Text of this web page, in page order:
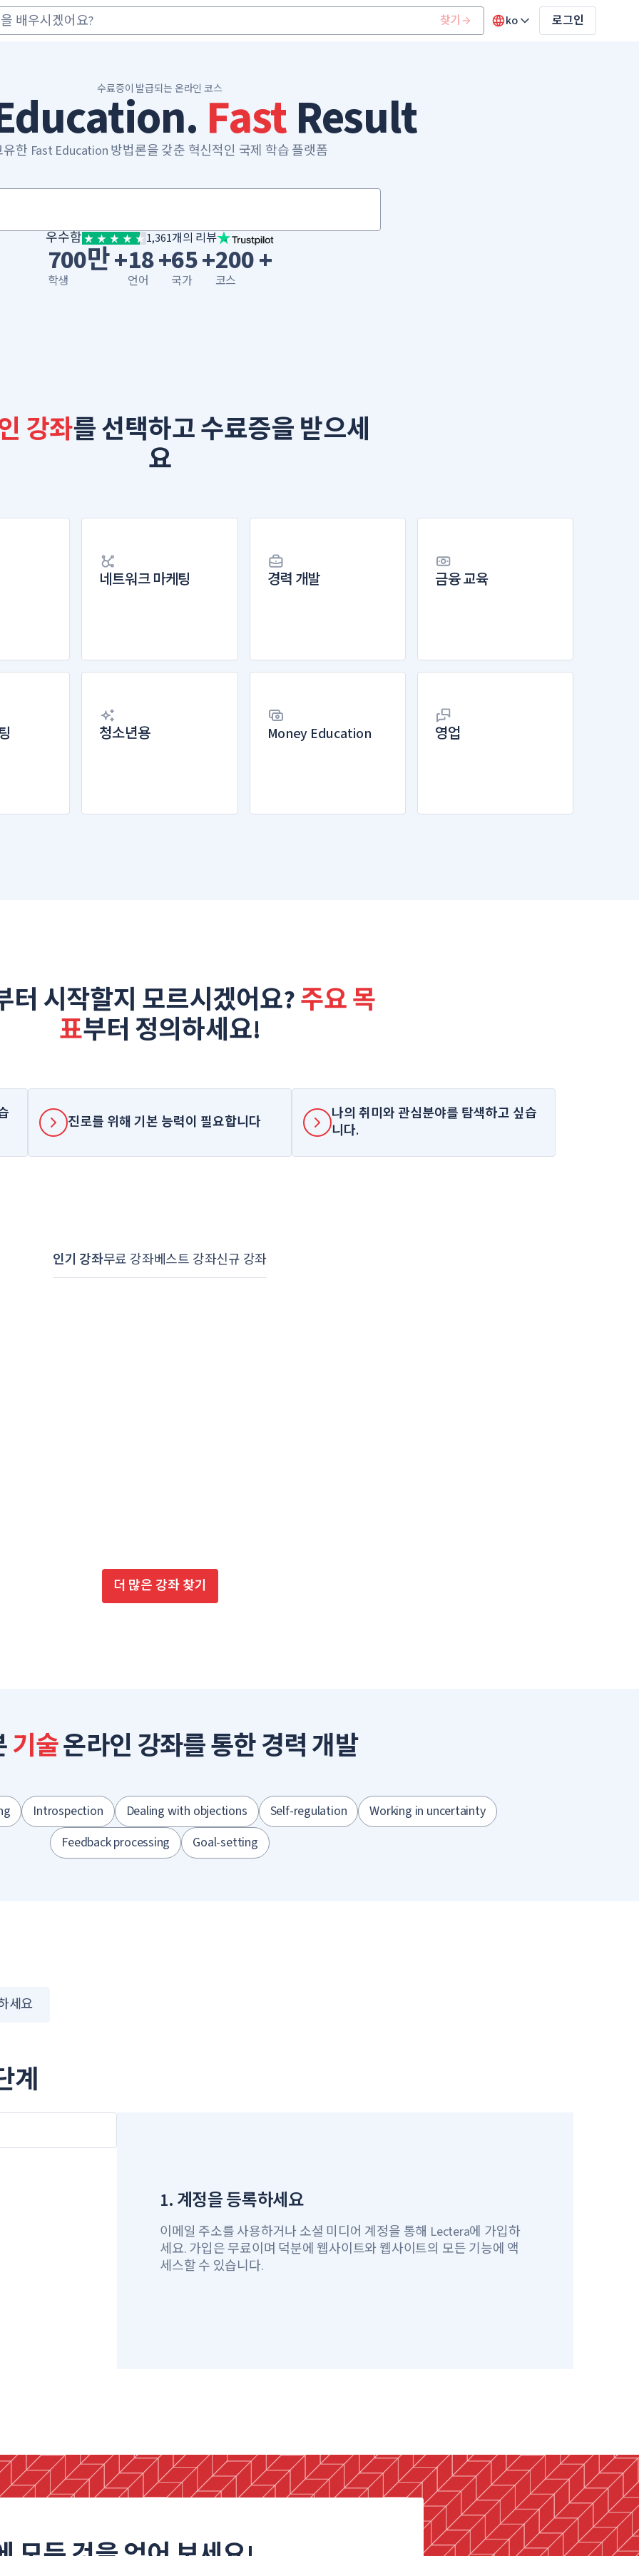
찾기 ko 로그인
수료증이 발급되는 온라인 코스FastResult
유한 Fast Education 방법론을 갖춘 혁신적인 국제 학습 플랫폼
우수함 1,361개의 리뷰
700만 +
학생
18 +
언어
65 +
국가
200 +
코스
강좌를 선택하고 수료증을 받으세
요
네트워크 마케팅 경력 개발 금융 교육
청소년용 Money Education 영업
터 시작할지 모르시겠어요?주요 목
표부터 정의하세요!
진로를 위해 기본 능력이 필요합니다
나의 취미와 관심분야를 탐색하고 싶습
니다.
인기 강좌무료 강좌베스트 강좌신규 강좌
더 많은 강좌 찾기
기술온라인 강좌를 통한 경력 개발
Introspection Dealing with objections Self-regulation
Working in uncertainty
Feedback processing
Goal-setting
세요
계
1. 계정을 등록하세요
이메일 주소를 사용하거나 소셜 미디어 계정을 통해 Lectera에 가입하
세요. 가입은 무료이며 덕분에 웹사이트와 웹사이트의 모든 기능에 액
세스할 수 있습니다.